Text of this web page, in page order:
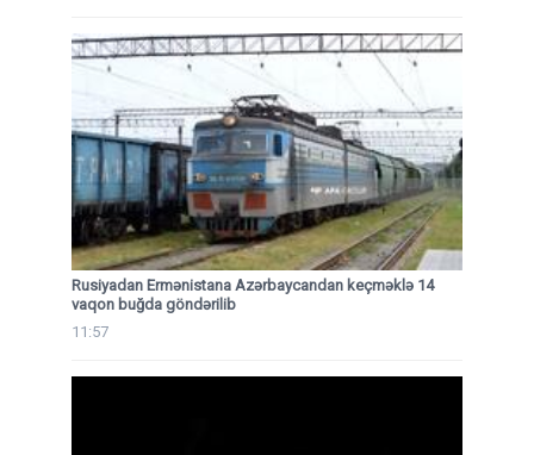
Rusiyadan Ermənistana Azərbaycandan keçməklə 14
vaqon buğda göndərilib
11:57